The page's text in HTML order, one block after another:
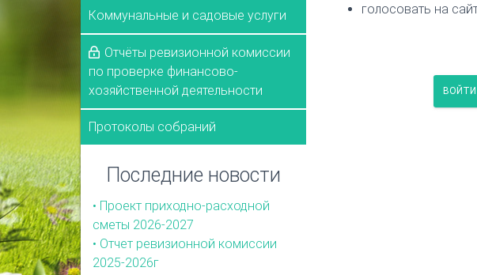
Коммунальные и садовые услуги
Отчёты ревизионной комиссии
по проверке финансово-
хозяйственной деятельности
Протоколы собраний
Последние новости
• Проект приходно-расходной
сметы 2026-2027
• Отчет ревизионной комиссии
2025-2026г
голосовать на
ВОЙТИ